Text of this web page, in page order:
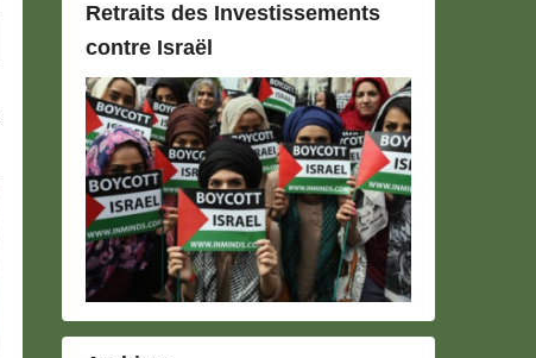
Retraits des Investissements
contre Israël